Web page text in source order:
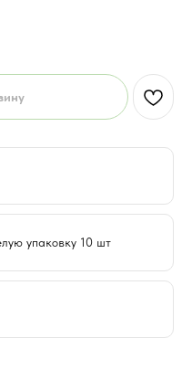
упаковку 10 шт